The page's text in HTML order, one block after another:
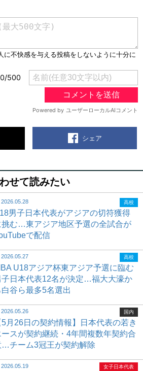
シェア
せて読みたい
2026.05.28
男子日本代表がアジアの切符獲得
挑む…東アジア地区予選の全試合が
で配信
高校
2026.05.27
U18アジア杯東アジア予選に臨む
子日本代表12名が決定…福大大濠か
白谷ら最多5名選出
高校
2026.05.26
5月26日の契約情報】日本代表の若き
ースが契約継続・4年間複数年契約合
…チーム3冠王が契約解除
国内
2026.05.19 女子日本代表